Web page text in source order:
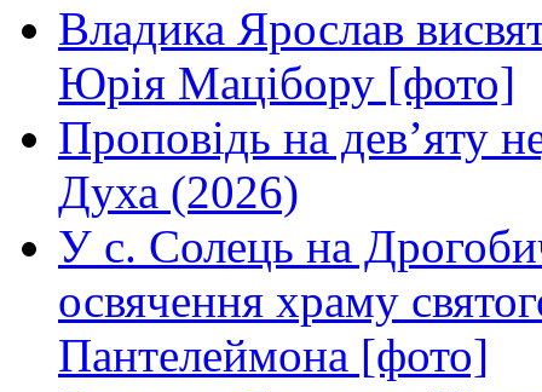
Владика Ярослав
Юрія Мацібору [фото]
Проповідь на дев’яту
Духа (2026)
У с. Солець на
освячення храму
Пантелеймона [фото]